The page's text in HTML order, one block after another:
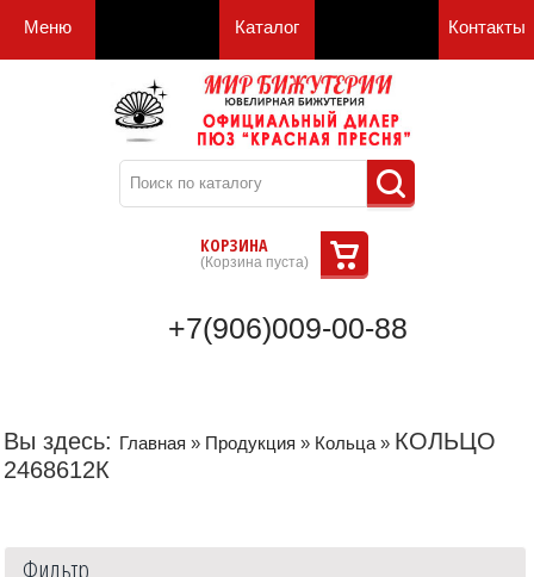
Меню Каталог Контакты
КОРЗИНА
(Корзина пуста)
+7(906)009-00-88
Вы здесь: Главная » Продукция » Кольца » КОЛЬЦО
2468612К
Фильтр